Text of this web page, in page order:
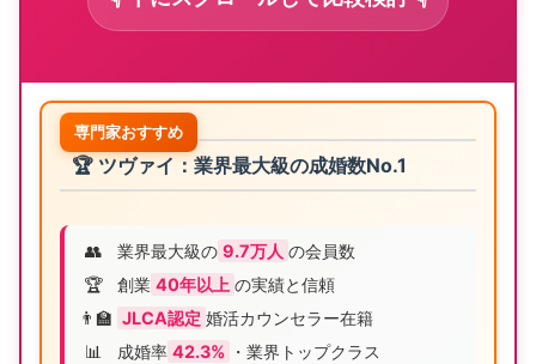
🏆 ツヴァイ：業界最大級の成婚数No.1
専門家おすすめ
👥 業界最大級の 9.7万人 の会員数
🏆
創業 40年以上 の実績と信頼
👨‍🏫 JLCA認定 婚活カウンセラー在籍
📊
成婚率 42.3% ・業界トップクラス